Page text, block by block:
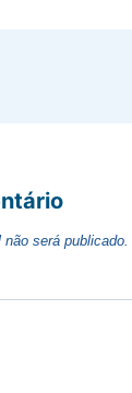
será publicado.